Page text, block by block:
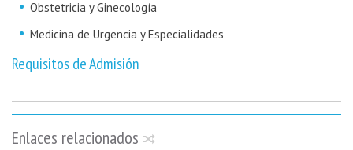
Enlaces relacionados
Obstetricia y Ginecología
Medicina de Urgencia y Especialidades
Requisitos de Admisión